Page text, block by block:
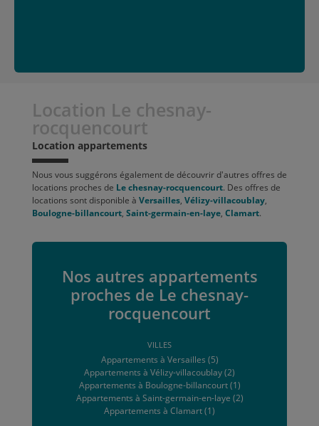
Location Le chesnay-
rocquencourt
Location appartements
Nous vous suggérons également de découvrir d'autres offres de
locations proches de Le chesnay-rocquencourt. Des offres de
locations sont disponible à Versailles, Vélizy-villacoublay,
Boulogne-billancourt, Saint-germain-en-laye, Clamart.
Nos autres appartements
proches de Le chesnay-
rocquencourt
VILLES
Appartements à Versailles (5)
Appartements à Vélizy-villacoublay (2)
Appartements à Boulogne-billancourt (1)
Appartements à Saint-germain-en-laye (2)
Appartements à Clamart (1)